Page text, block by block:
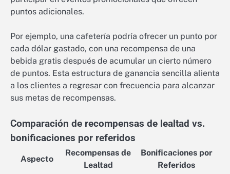
puntos adicionales.
Por ejemplo, una cafetería podría ofrecer un punto por
cada dólar gastado, con una recompensa de una
bebida gratis después de acumular un cierto número
de puntos. Esta estructura de ganancia sencilla alienta
a los clientes a regresar con frecuencia para alcanzar
sus metas de recompensas.
Comparación de recompensas de lealtad vs.
bonificaciones por referidos
Aspecto
Recompensas de
Lealtad
Bonificaciones por
Referidos